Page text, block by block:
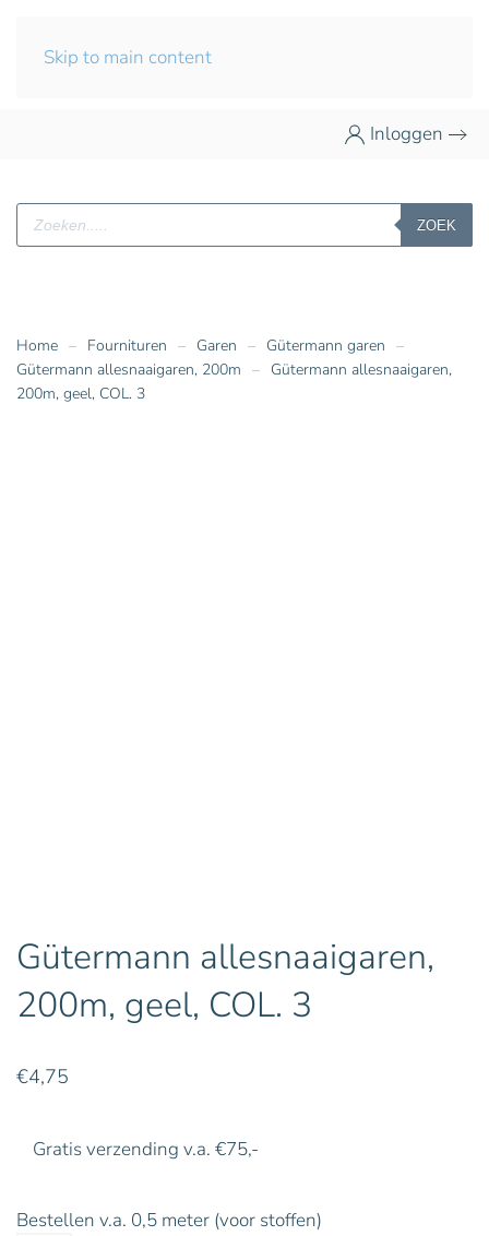
Skip to main content
Inloggen
Producten
zoeken
ZOEK
Home Fournituren Garen
Gütermann garen
Gütermann allesnaaigaren, 200m
Gütermann allesnaaigaren,
200m, geel, COL. 3
Gütermann allesnaaigaren,
200m, geel, COL. 3
€4,75
Gratis verzending v.a. €75,-
Bestellen v.a. 0,5 meter (voor stoffen)